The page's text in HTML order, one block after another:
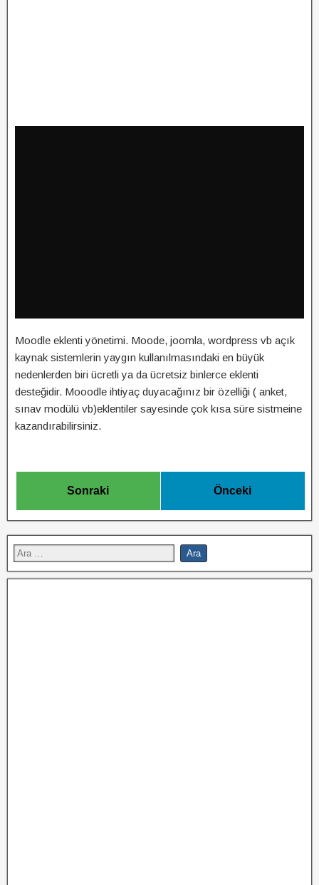
Moodle eklenti yönetimi. Moode, joomla, wordpress vb açık
kaynak sistemlerin yaygın kullanılmasındaki en büyük
nedenlerden biri ücretli ya da ücretsiz binlerce eklenti
desteğidir. Mooodle ihtiyaç duyacağınız bir özelliği ( anket,
sınav modülü vb)eklentiler sayesinde çok kısa süre sistmeine
kazandırabilirsiniz.
Sonraki Önceki